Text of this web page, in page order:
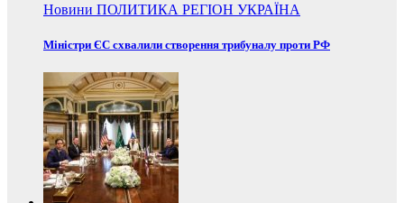
Новини ПОЛИТИКА РЕГІОН УКРАЇНА
Міністри ЄС схвалили створення трибуналу проти РФ